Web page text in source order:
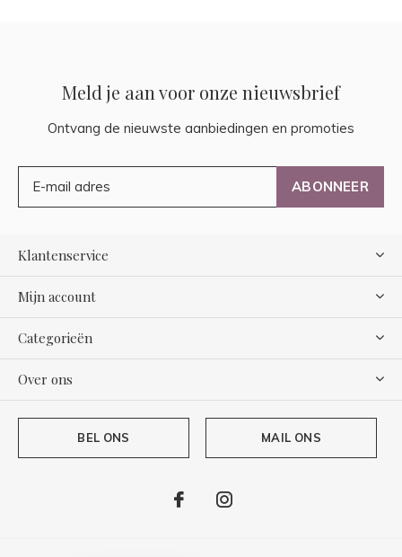
Meld je aan voor onze nieuwsbrief
Ontvang de nieuwste aanbiedingen en promoties
ABONNEER
Klantenservice
Mijn account
Categorieën
Over ons
BEL ONS MAIL ONS